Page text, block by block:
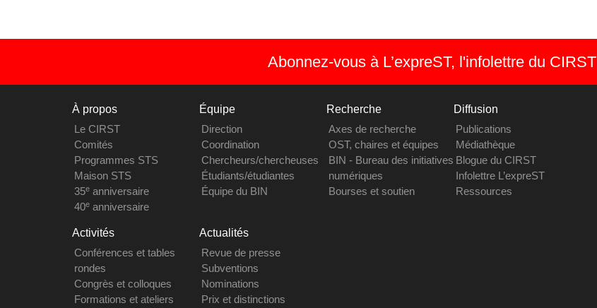
Abonnez-vous à L’expreST, l'infolettre du CIRST
À propos
Le CIRST
Comités
Programmes STS
Maison STS
35eanniversaire
40eanniversaire
Équipe
Direction
Coordination
Chercheurs/chercheuses
Étudiants/étudiantes
Équipe du BIN
Recherche
Axes de recherche
OST, chaires et équipes
BIN - Bureau des initiatives
numériques
Bourses et soutien
Diffusion
Publications
Médiathèque
Blogue du CIRST
Infolettre L’expreST
Ressources
Activités
Conférences et tables
rondes
Congrès et colloques
Formations et ateliers
Actualités
Revue de presse
Subventions
Nominations
Prix et distinctions